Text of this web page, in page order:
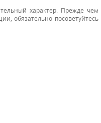
характер. Прежде чем
обязательно посоветуйтесь